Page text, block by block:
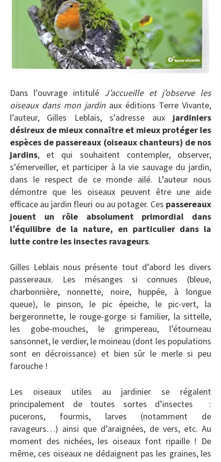
Dans l’ouvrage intitulé J’accueille et j’observe les
oiseaux dans mon jardin aux éditions Terre Vivante,
l’auteur, Gilles Leblais, s’adresse aux jardiniers
désireux de mieux connaître et mieux protéger les
espèces de passereaux (oiseaux chanteurs) de nos
jardins, et qui souhaitent contempler, observer,
s’émerveiller, et participer à la vie sauvage du jardin,
dans le respect de ce monde ailé. L’auteur nous
démontre que les oiseaux peuvent être une aide
efficace au jardin fleuri ou au potager. Ces passereaux
jouent un rôle absolument primordial dans
l’équilibre de la nature, en particulier dans la
lutte contre les insectes ravageurs.
Gilles Leblais nous présente tout d’abord les divers
passereaux. Les mésanges si connues (bleue,
charbonnière, nonnette, noire, huppée, à longue
queue), le pinson, le pic épeiche, le pic-vert, la
bergeronnette, le rouge-gorge si familier, la sittelle,
les gobe-mouches, le grimpereau, l’étourneau
sansonnet, le verdier, le moineau (dont les populations
sont en décroissance) et bien sûr le merle si peu
farouche !
Les oiseaux utiles au jardinier se régalent
principalement de toutes sortes d’insectes :
pucerons, fourmis, larves (notamment de
ravageurs…) ainsi que d’araignées, de vers, etc. Au
moment des nichées, les oiseaux font ripaille ! De
même, ces oiseaux ne dédaignent pas les graines, les